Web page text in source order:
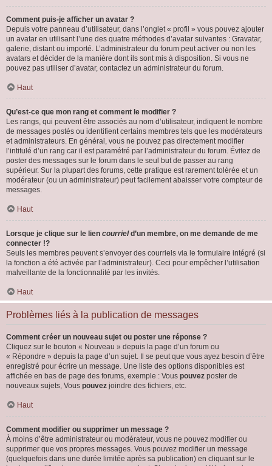
Comment puis-je afficher un avatar ?
Depuis votre panneau d’utilisateur, dans l’onglet « profil » vous pouvez ajouter
un avatar en utilisant l’une des quatre méthodes d’avatar suivantes : Gravatar,
galerie, distant ou importé. L’administrateur du forum peut activer ou non les
avatars et décider de la manière dont ils sont mis à disposition. Si vous ne
pouvez pas utiliser d’avatar, contactez un administrateur du forum.
Haut
Qu’est-ce que mon rang et comment le modifier ?
Les rangs, qui peuvent être associés au nom d’utilisateur, indiquent le nombre
de messages postés ou identifient certains membres tels que les modérateurs
et administrateurs. En général, vous ne pouvez pas directement modifier
l’intitulé d’un rang car il est paramétré par l’administrateur du forum. Évitez de
poster des messages sur le forum dans le seul but de passer au rang
supérieur. Sur la plupart des forums, cette pratique est rarement tolérée et un
modérateur (ou un administrateur) peut facilement abaisser votre compteur de
messages.
Haut
Lorsque je clique sur le lien courrield’un membre, on me demande de me
connecter !?
Seuls les membres peuvent s’envoyer des courriels via le formulaire intégré (si
la fonction a été activée par l’administrateur). Ceci pour empêcher l’utilisation
malveillante de la fonctionnalité par les invités.
Haut
Problèmes liés à la publication de messages
Comment créer un nouveau sujet ou poster une réponse ?
Cliquez sur le bouton « Nouveau » depuis la page d’un forum ou
« Répondre » depuis la page d’un sujet. Il se peut que vous ayez besoin d’être
enregistré pour écrire un message. Une liste des options disponibles est
affichée en bas de page des forums, exemple : Vous pouvez poster de
nouveaux sujets, Vous pouvez joindre des fichiers, etc.
Haut
Comment modifier ou supprimer un message ?
À moins d’être administrateur ou modérateur, vous ne pouvez modifier ou
supprimer que vos propres messages. Vous pouvez modifier un message
(quelquefois dans une durée limitée après sa publication) en cliquant sur le